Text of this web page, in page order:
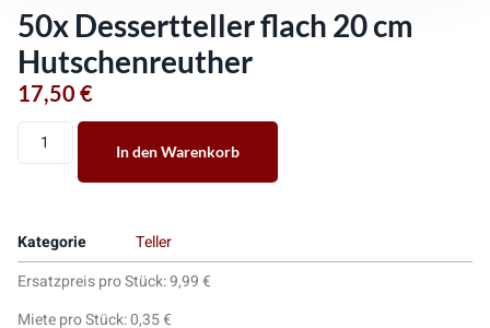
50x Dessertteller flach 20 cm
Hutschenreuther
17,50 €
In den Warenkorb
Kategorie
Teller
Ersatzpreis pro Stück: 9,99 €
Miete pro Stück: 0,35 €